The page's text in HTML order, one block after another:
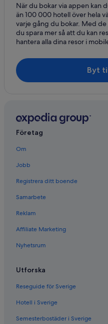
När du bokar via appen kan
än 100 000 hotell över hela
varje gång du bokar. Med
du spara mer så att du kan
hantera alla dina resor i
Byt
Företag
Om
Jobb
Registrera ditt boende
Samarbete
Reklam
Affiliate Marketing
Nyhetsrum
Utforska
Reseguide för Sverige
Hotell i Sverige
Semesterbostäder i Sverige